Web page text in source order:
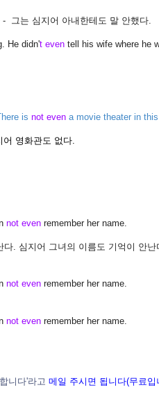
그는 심지어 아내한테도 말 안했다.
He didn't even tell his wife where he
is not even a movie theater in
어 영화관도 없다.
not even remember her name.
. 심지어 그녀의 이름도 기억이 안난
not even remember her name.
not even remember her name.
합니다'라고 메일 주시면 됩니다(무료입